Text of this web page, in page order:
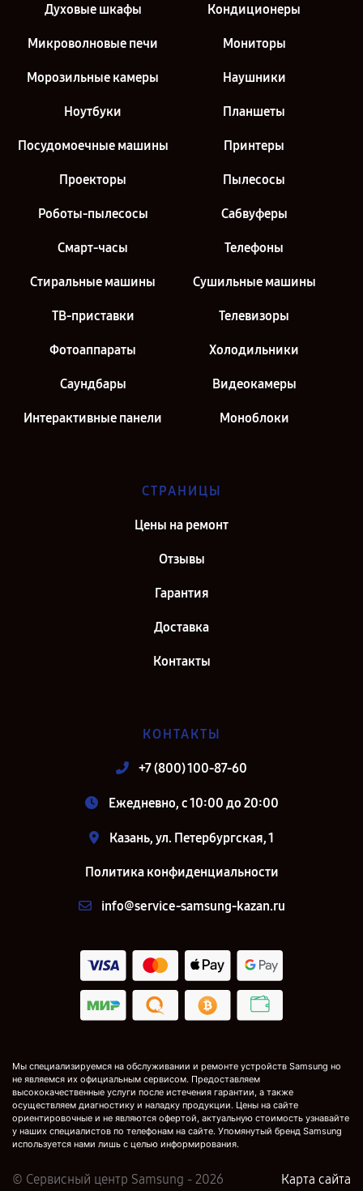
Духовые шкафы Кондиционеры
Микроволновые печи Мониторы
Морозильные камеры Наушники
Ноутбуки Планшеты
Посудомоечные машины Принтеры
Проекторы Пылесосы
Роботы-пылесосы Сабвуферы
Смарт-часы Телефоны
Стиральные машины Сушильные машины
ТВ-приставки Телевизоры
Фотоаппараты Холодильники
Саундбары Видеокамеры
Интерактивные панели Моноблоки
СТРАНИЦЫ
Цены на ремонт
Отзывы
Гарантия
Доставка
Контакты
КОНТАКТЫ
+7 (800) 100-87-60
Ежедневно, с 10:00 до 20:00
Казань, ул. Петербургская, 1
Политика конфиденциальности
info@service-samsung-kazan.ru
Мы специализируемся на обслуживании и ремонте устройств Samsung но
не являемся их официальным сервисом. Предоставляем
высококачественные услуги после истечения гарантии, а также
осуществляем диагностику и наладку продукции. Цены на сайте
ориентировочные и не являются офертой, актуальную стоимость узнавайте
у наших специалистов по телефонам на сайте. Упомянутый бренд Samsung
используется нами лишь с целью информирования.
© Сервисный центр Samsung - 2026 Карта сайта